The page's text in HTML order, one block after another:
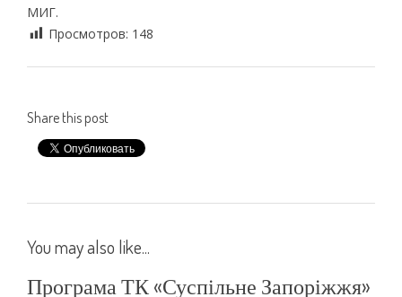
МИГ.
Просмотров: 148
Share this post
You may also like...
Програма ТК «Суспільне Запоріжжя»